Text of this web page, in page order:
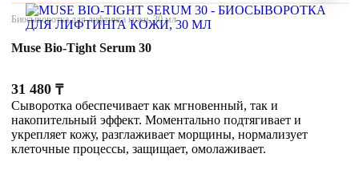
Биосыворотка для лифтинга кожи, 30 мл
Muse Bio-Tight Serum 30
31 480 ₸
Сыворотка обеспечивает как мгновенный, так и
накопительный эффект. Моментально подтягивает и
укрепляет кожу, разглаживает морщины, нормализует
клеточные процессы, защищает, омолаживает.